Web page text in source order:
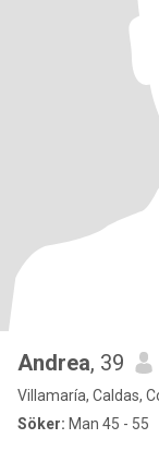
Andrea, 39
Villamaría, Caldas,
Söker: Man 45 - 55